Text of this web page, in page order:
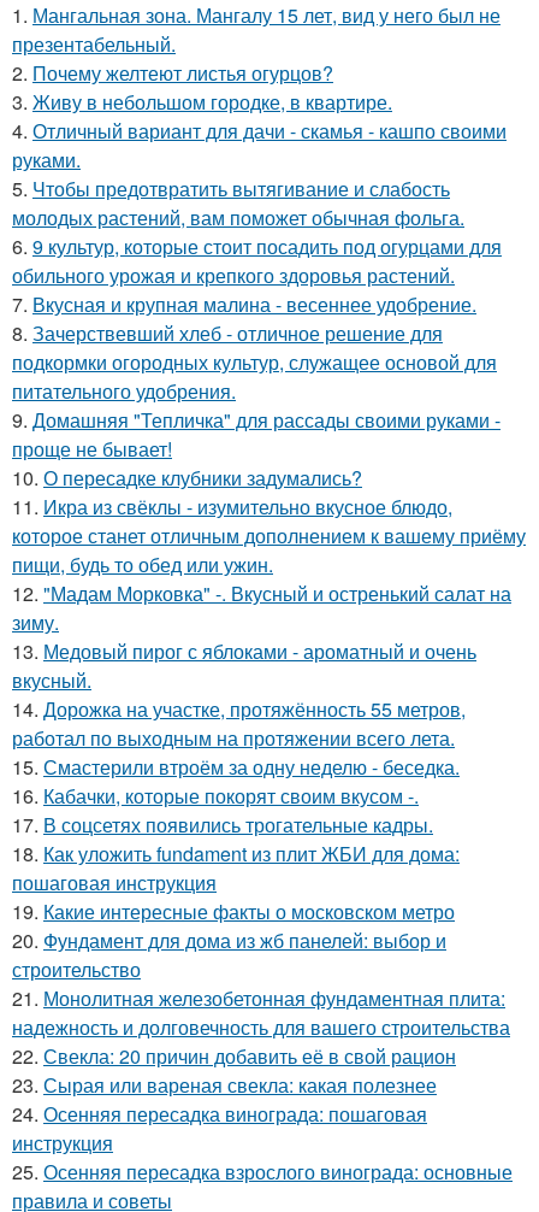
1. Мангальная зона. Мангалу 15 лет, вид у него был не
презентабельный.
2. Почему желтеют листья огурцов?
3. Живу в небольшом городке, в квартире.
4. Отличный вариант для дачи - скамья - кашпо своими
руками.
5. Чтобы предотвратить вытягивание и слабость
молодых растений, вам поможет обычная фольга.
6. 9 культур, которые стоит посадить под огурцами для
обильного урожая и крепкого здоровья растений.
7. Вкусная и крупная малина - весеннее удобрение.
8. Зачерствевший хлеб - отличное решение для
подкормки огородных культур, служащее основой для
питательного удобрения.
9. Домашняя "Тепличка" для рассады своими руками -
проще не бывает!
10. О пересадке клубники задумались?
11. Икра из свёклы - изумительно вкусное блюдо,
которое станет отличным дополнением к вашему приёму
пищи, будь то обед или ужин.
12. "Мадам Морковка" -. Вкусный и остренький салат на
зиму.
13. Медовый пирог с яблоками - ароматный и очень
вкусный.
14. Дорожка на участке, протяжённость 55 метров,
работал по выходным на протяжении всего лета.
15. Смастерили втроём за одну неделю - беседка.
16. Кабачки, которые покорят своим вкусом -.
17. В соцсетях появились трогательные кадры.
18. Как уложить fundament из плит ЖБИ для дома:
пошаговая инструкция
19. Какие интересные факты о московском метро
20. Фундамент для дома из жб панелей: выбор и
строительство
21. Монолитная железобетонная фундаментная плита:
надежность и долговечность для вашего строительства
22. Свекла: 20 причин добавить её в свой рацион
23. Сырая или вареная свекла: какая полезнее
24. Осенняя пересадка винограда: пошаговая
инструкция
25. Осенняя пересадка взрослого винограда: основные
правила и советы